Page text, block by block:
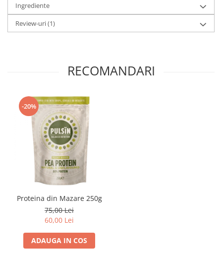
Ingrediente
Review-uri(1)
RECOMANDARI
-20%
Proteina din Mazare 250g
75,00 Lei
60,00 Lei
ADAUGA IN COS